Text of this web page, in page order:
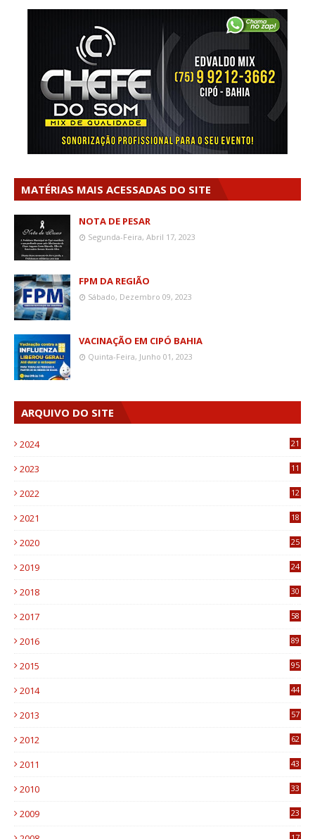
MATÉRIAS MAIS ACESSADAS DO SITE
NOTA DE PESAR
Segunda-Feira, Abril 17, 2023
FPM DA REGIÃO
Sábado, Dezembro 09, 2023
VACINAÇÃO EM CIPÓ BAHIA
Quinta-Feira, Junho 01, 2023
ARQUIVO DO SITE
2024 21
2023
11
2022
12
2021
18
2020
25
2019
24
2018
30
2017
58
2016
89
2015
95
2014
44
2013
57
2012
62
2011
43
2010
33
2009
23